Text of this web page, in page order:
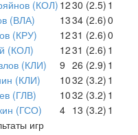
(КОЛ) 1230 (2.5) 1
(ВЛА) 1334 (2.6)0
(КРУ) 1231 (2.6)0
(КОЛ) 1231 (2.6) 1
(КЛИ) 9 26 (2.9) 1
(КЛИ) 1032 (3.2) 1
(ГЛВ) 1032 (3.2) 1
(ГСО) 4 13 (3.2) 1
игр